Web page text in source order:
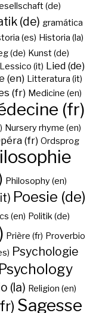
(de)
(de) gramática
(es) Historia (la)
(de) Kunst (de)
Lessico (it) Lied (de)
(en) Litteratura (it)
(fr) Medicine (en)
(fr)
Nursery rhyme (en)
(fr) Ordsprog
Philosophy (en)
Poesie (de)
(en) Politik (de)
Prière (fr) Proverbio
Psychologie
Psychology
(la) Religion (en)
Sagesse